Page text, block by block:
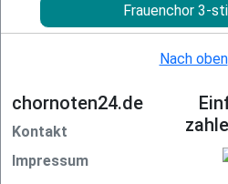
Frauenchor 3-
Nach oben
chornoten24.de
Kontakt
Impressum